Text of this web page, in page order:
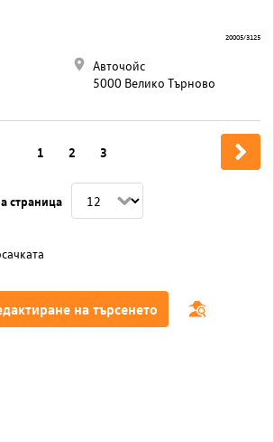
Авточойс
5000 Велико Търново
20005/3125
страница
1 2 3
на търсенето